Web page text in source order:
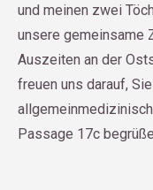
und meinen zwei
unsere gemeinsame
Auszeiten an der
freuen uns darauf,
Passage 17c